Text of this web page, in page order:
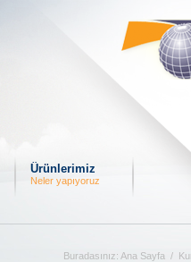
Buradasınız: Ana Sayfa /
Ürünlerimiz
Neler yapıyoruz